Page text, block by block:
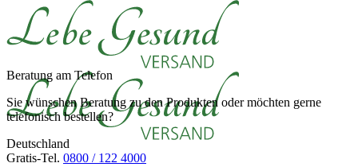
Beratung am Telefon
Sie wünschen Beratung zu den Produkten oder möchten gerne
telefonisch bestellen?
Deutschland
Gratis-Tel. 0800 / 122 4000